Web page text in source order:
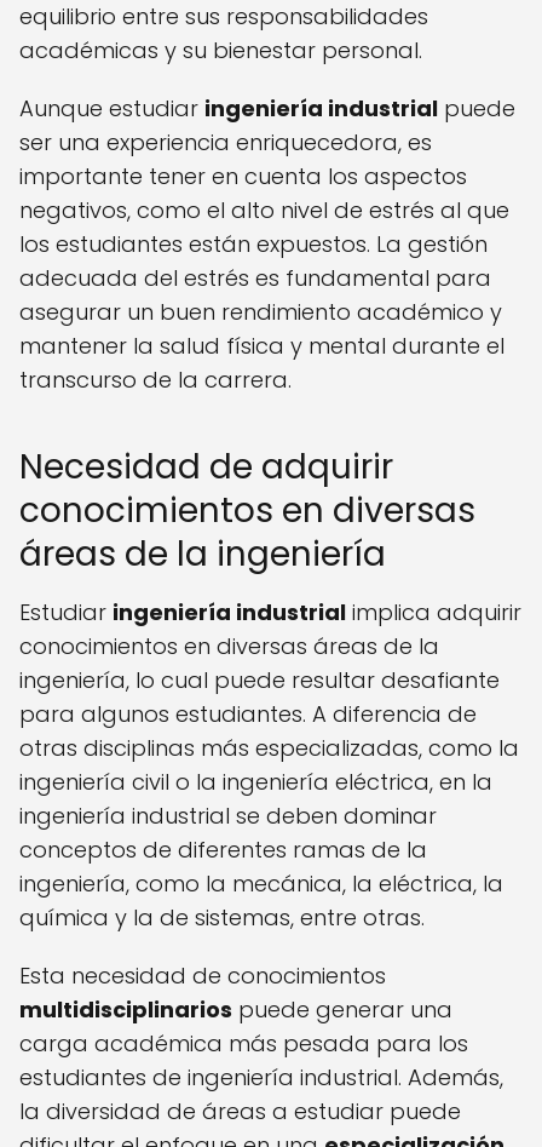
equilibrio entre sus responsabilidades
académicas y su bienestar personal.
Aunque estudiar ingeniería industrial puede
ser una experiencia enriquecedora, es
importante tener en cuenta los aspectos
negativos, como el alto nivel de estrés al que
los estudiantes están expuestos. La gestión
adecuada del estrés es fundamental para
asegurar un buen rendimiento académico y
mantener la salud física y mental durante el
transcurso de la carrera.
Necesidad de adquirir
conocimientos en diversas
áreas de la ingeniería
Estudiar ingeniería industrial implica adquirir
conocimientos en diversas áreas de la
ingeniería, lo cual puede resultar desafiante
para algunos estudiantes. A diferencia de
otras disciplinas más especializadas, como la
ingeniería civil o la ingeniería eléctrica, en la
ingeniería industrial se deben dominar
conceptos de diferentes ramas de la
ingeniería, como la mecánica, la eléctrica, la
química y la de sistemas, entre otras.
Esta necesidad de conocimientos
multidisciplinarios puede generar una
carga académica más pesada para los
estudiantes de ingeniería industrial. Además,
la diversidad de áreas a estudiar puede